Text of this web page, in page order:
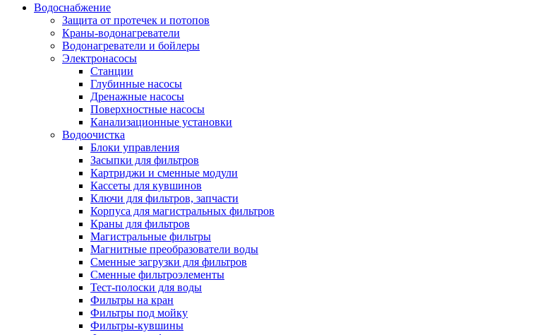
Водоснабжение
Защита от протечек и потопов
Краны-водонагреватели
Водонагреватели и бойлеры
Электронасосы
Станции
Глубинные насосы
Дренажные насосы
Поверхностные насосы
Канализационные установки
Водоочистка
Блоки управления
Засыпки для фильтров
Картриджи и сменные модули
Кассеты для кувшинов
Ключи для фильтров, запчасти
Корпуса для магистральных фильтров
Краны для фильтров
Магистральные фильтры
Магнитные преобразователи воды
Сменные загрузки для фильтров
Сменные фильтроэлементы
Тест-полоски для воды
Фильтры на кран
Фильтры под мойку
Фильтры-кувшины